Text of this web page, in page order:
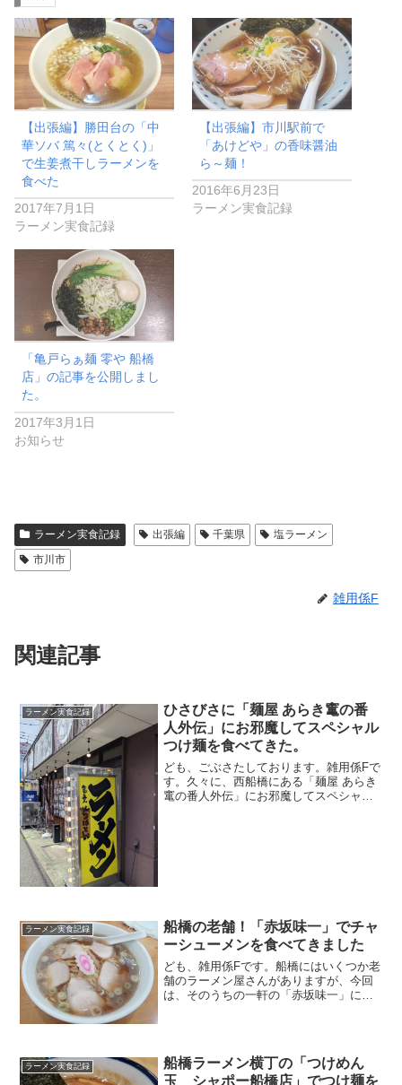
【出張編】勝田台の「中
華ソバ 篤々(とくとく)」
で生姜煮干しラーメンを
食べた
2017年7月1日
ラーメン実食記録
【出張編】市川駅前で
「あけどや」の香味醤油
ら～麺！
2016年6月23日
ラーメン実食記録
「亀戸らぁ麺 零や 船橋
店」の記事を公開しまし
た。
2017年3月1日
お知らせ
ラーメン実食記録 出張編 千葉県
塩ラーメン
市川市
雑用係F
関連記事
ラーメン実食記録
ひさびさに「麺屋 あらき竃の番
人外伝」にお邪魔してスペシャル
つけ麺を食べてきた。
ども、ごぶさたしております。雑用係Fで
す。久々に、西船橋にある「麺屋 あらき
竃の番人外伝」にお邪魔してスペシャル
ラーメン実食記録
船橋の老舗！「赤坂味一」でチャ
ーシューメンを食べてきました
ども、雑用係Fです。船橋にはいくつか老
舗のラーメン屋さんがありますが、今回
は、そのうちの一軒の「赤坂味一」に伺
す。国道からは、こん...
ラーメン実食記録
船橋ラーメン横丁の「つけめん
玉 シャポー船橋店」でつけ麺を